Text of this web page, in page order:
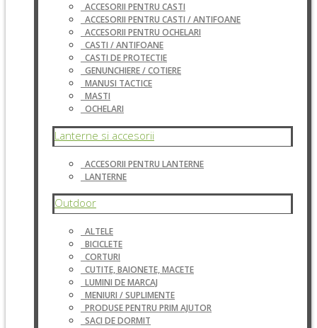
ACCESORII PENTRU CASTI
ACCESORII PENTRU CASTI / ANTIFOANE
ACCESORII PENTRU OCHELARI
CASTI / ANTIFOANE
CASTI DE PROTECTIE
GENUNCHIERE / COTIERE
MANUSI TACTICE
MASTI
OCHELARI
Lanterne si accesorii
ACCESORII PENTRU LANTERNE
LANTERNE
Outdoor
ALTELE
BICICLETE
CORTURI
CUTITE, BAIONETE, MACETE
LUMINI DE MARCAJ
MENIURI / SUPLIMENTE
PRODUSE PENTRU PRIM AJUTOR
SACI DE DORMIT